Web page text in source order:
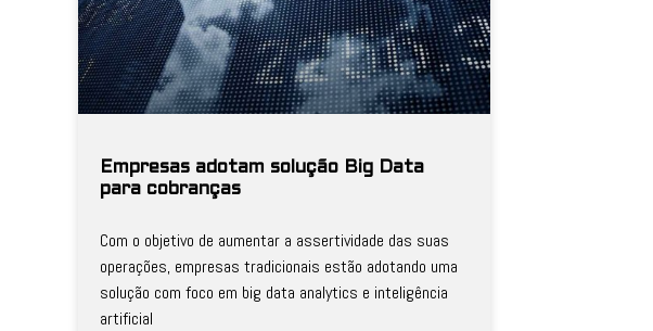
Empresas adotam solução Big Data
para cobranças
Com o objetivo de aumentar a assertividade das suas
operações, empresas tradicionais estão adotando uma
solução com foco em big data analytics e inteligência
artificial